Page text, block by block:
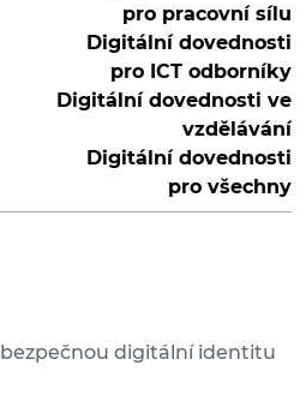
pro pracovní sílu
Digitální dovednosti
pro ICT odborníky
Digitální dovednosti ve
vzdělávání
Digitální dovednosti
pro všechny
digitální identitu